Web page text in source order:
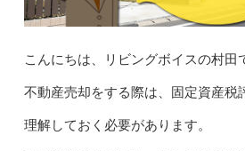
こんにちは、リビングボイスの村田
不動産売却をする際は、固定資産税
理解しておく必要があります。